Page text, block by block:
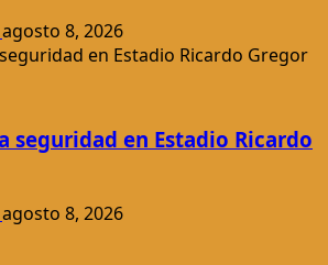
agosto 8, 2026
seguridad en Estadio Ricardo
agosto 8, 2026